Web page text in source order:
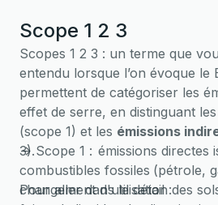
d’activité.
Aujourd'hui, plus de 6500
monde ont déjà pris des
Rejoignez le mouvement dès
Scope 1 2 3
Scopes 1 2 3 : un terme que
entendu lorsque l’on évoque le
permettent de catégoriser les
effet de serre, en distinguant les
(scope 1) et les émissions
3).
Pour aller dans le détail :
-> Scope 1 : émissions directes
combustibles fossiles (pétrole,
changement d'utilisation des